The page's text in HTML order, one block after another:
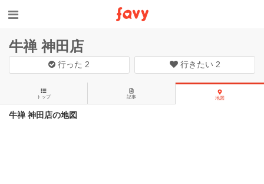
牛禅 神田店
行った 2 行きたい 2
トップ 記事 地図
牛禅 神田店の地図